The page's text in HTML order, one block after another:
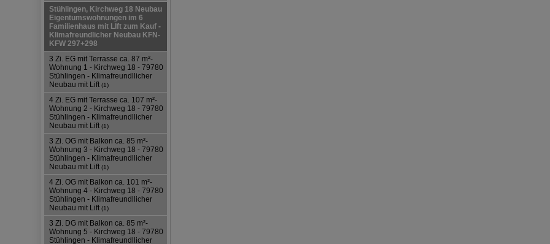
Stühlingen, Kirchweg 18 Neubau
Eigentumswohnungen im 6
Familienhaus mit LIft zum Kauf -
Klimafreundlicher Neubau KFN-
KFW 297+298
3 Zi. EG mit Terrasse ca. 87 m²-
Wohnung 1 - Kirchweg 18 - 79780
Stühlingen - Klimafreundllicher
Neubau mit Lift(1)
4 Zi. EG mit Terrasse ca. 107 m²-
Wohnung 2 - Kirchweg 18 - 79780
Stühlingen - Klimafreundllicher
Neubau mit Lift(1)
3 Zi. OG mit Balkon ca. 85 m²-
Wohnung 3 - Kirchweg 18 - 79780
Stühlingen - Klimafreundllicher
Neubau mit Lift(1)
4 Zi. OG mit Balkon ca. 101 m²-
Wohnung 4 - Kirchweg 18 - 79780
Stühlingen - Klimafreundllicher
Neubau mit Lift(1)
3 Zi. DG mit Balkon ca. 85 m²-
Wohnung 5 - Kirchweg 18 - 79780
Stühlingen - Klimafreundllicher